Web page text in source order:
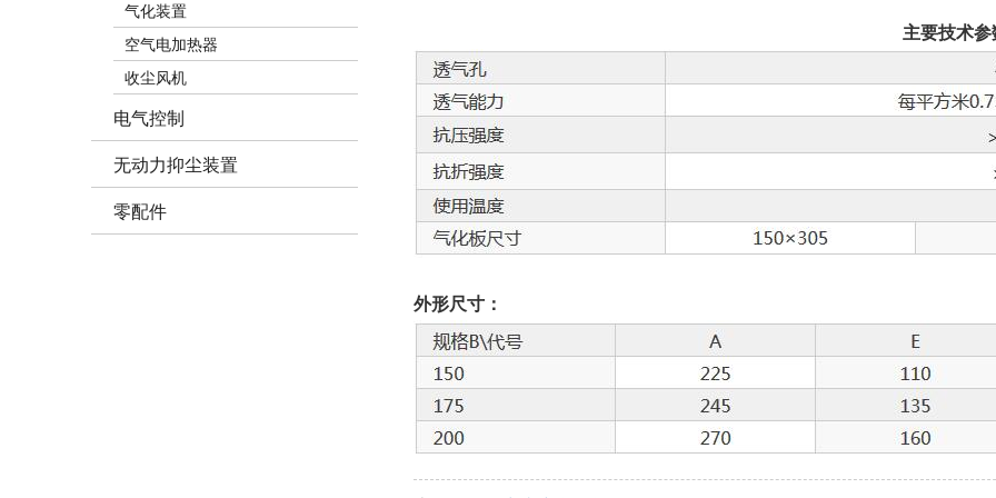
气化装置
空气电加热器
收尘风机
电气控制
无动力抑尘装置
零配件
主要技术参
外形尺寸：